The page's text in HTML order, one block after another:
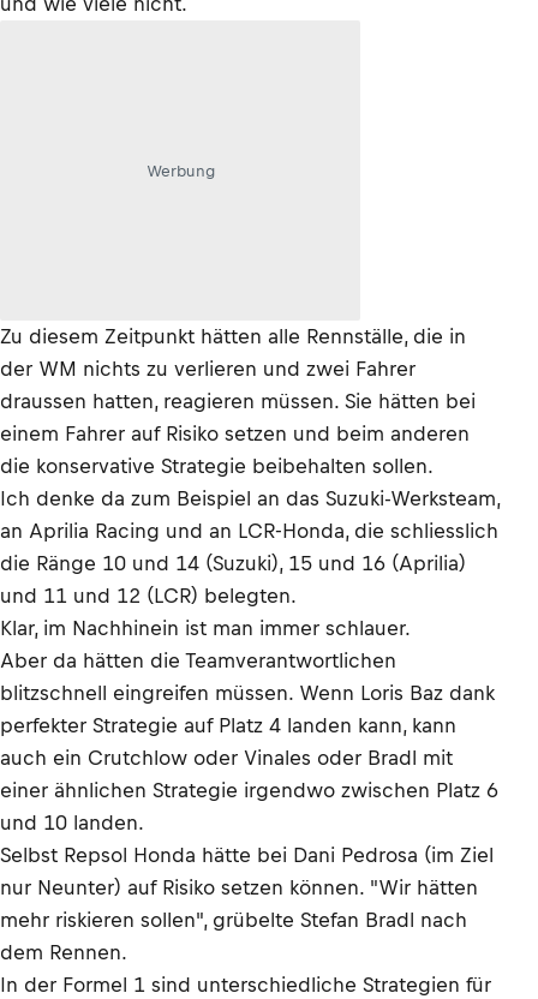
Werbung
Zu diesem Zeitpunkt hätten alle Rennställe, die in
der WM nichts zu verlieren und zwei Fahrer
draussen hatten, reagieren müssen. Sie hätten bei
einem Fahrer auf Risiko setzen und beim anderen
die konservative Strategie beibehalten sollen.
Ich denke da zum Beispiel an das Suzuki-Werksteam,
an Aprilia Racing und an LCR-Honda, die schliesslich
die Ränge 10 und 14 (Suzuki), 15 und 16 (Aprilia)
und 11 und 12 (LCR) belegten.
Klar, im Nachhinein ist man immer schlauer.
Aber da hätten die Teamverantwortlichen
blitzschnell eingreifen müssen. Wenn Loris Baz dank
perfekter Strategie auf Platz 4 landen kann, kann
auch ein Crutchlow oder Vinales oder Bradl mit
einer ähnlichen Strategie irgendwo zwischen Platz 6
und 10 landen.
Selbst Repsol Honda hätte bei Dani Pedrosa (im Ziel
nur Neunter) auf Risiko setzen können. "Wir hätten
mehr riskieren sollen", grübelte Stefan Bradl nach
dem Rennen.
In der Formel 1 sind unterschiedliche Strategien für